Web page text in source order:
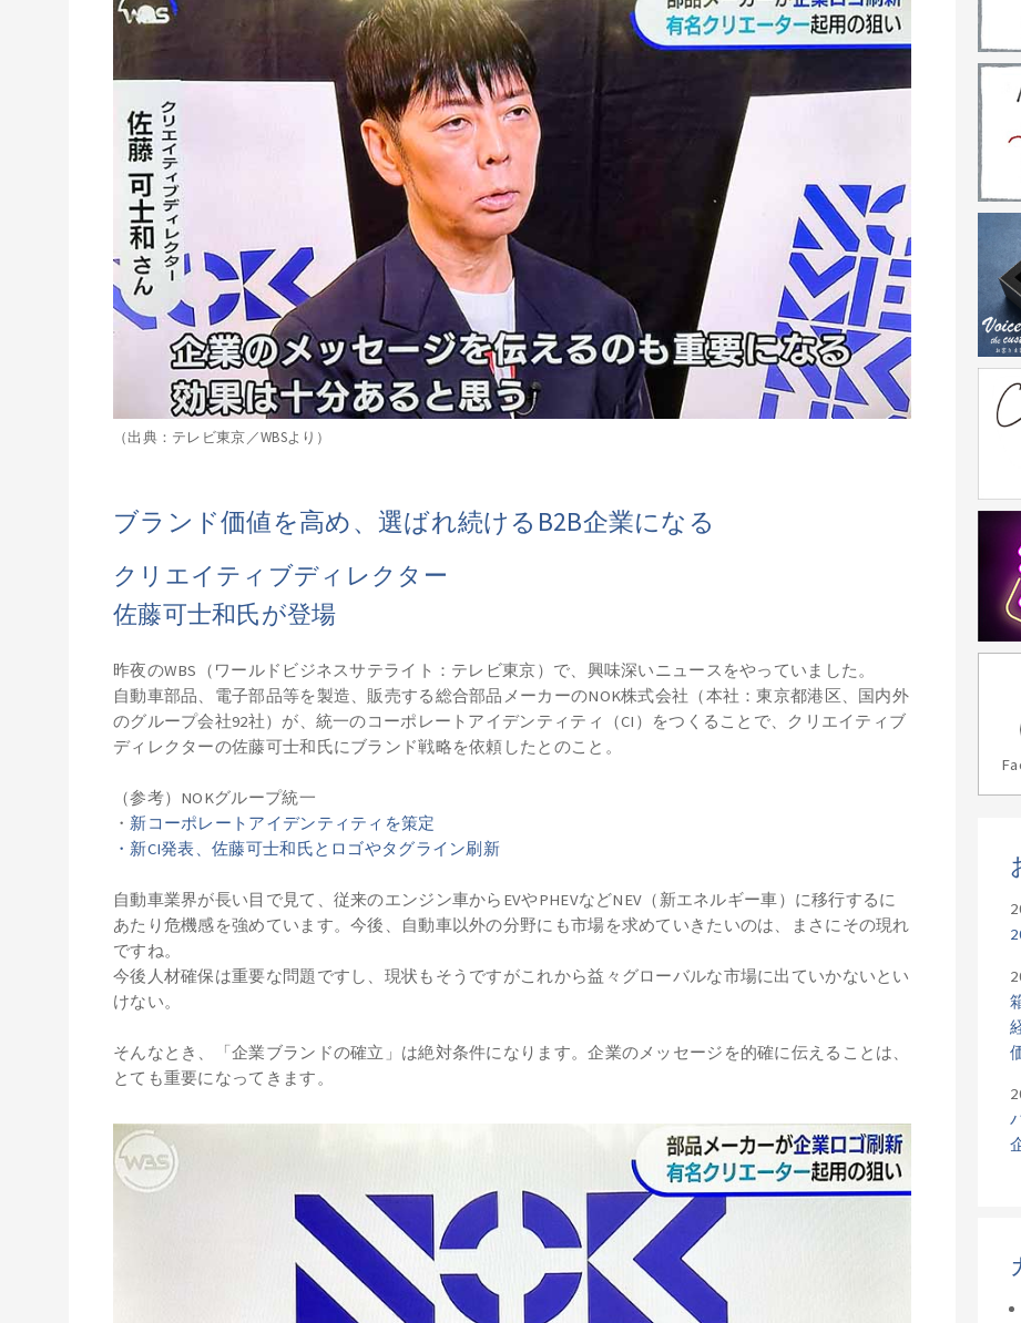
（出典：テレビ東京／WBSより）
ブランド価値を高め、選ばれ続けるB2B企業になる
クリエイティブディレクター
佐藤可士和氏が登場
昨夜のWBS（ワールドビジネスサテライト：テレビ東京）で、興味深いニュースをやっていました。
自動車部品、電子部品等を製造、販売する総合部品メーカーのNOK株式会社（本社：東京都港区、国内外
のグループ会社92社）が、統一のコーポレートアイデンティティ（CI）をつくることで、クリエイティブ
ディレクターの佐藤可士和氏にブランド戦略を依頼したとのこと。
（参考）NOKグループ統一
・ 新コーポレートアイデンティティを策定
・新CI発表、佐藤可士和氏とロゴやタグライン刷新
自動車業界が長い目で見て、従来のエンジン車からEVやPHEVなどNEV（新エネルギー車）に移行するに
あたり危機感を強めています。今後、自動車以外の分野にも市場を求めていきたいのは、まさにその現れ
ですね。
今後人材確保は重要な問題ですし、現状もそうですがこれから益々グローバルな市場に出ていかないとい
けない。
そんなとき、「企業ブランドの確立」は絶対条件になります。企業のメッセージを的確に伝えることは、
とても重要になってきます。